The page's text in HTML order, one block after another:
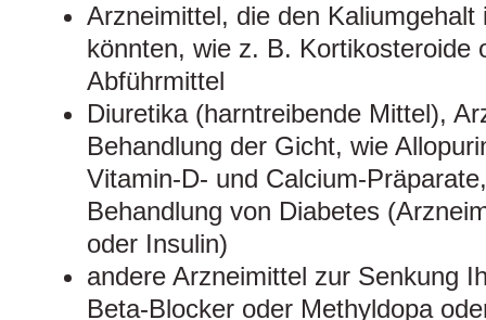
Arzneimittel, die den
könnten, wie z. B. Kortikosteroide
Abführmittel
Diuretika (harntreibende Mittel),
Behandlung der Gicht, wie
Vitamin‑D- und Calcium-
Behandlung von Diabetes
oder Insulin)
andere Arzneimittel zur Senkung
Beta-Blocker oder Methyldopa